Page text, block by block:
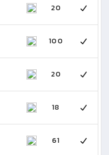
20
100
20
18
61